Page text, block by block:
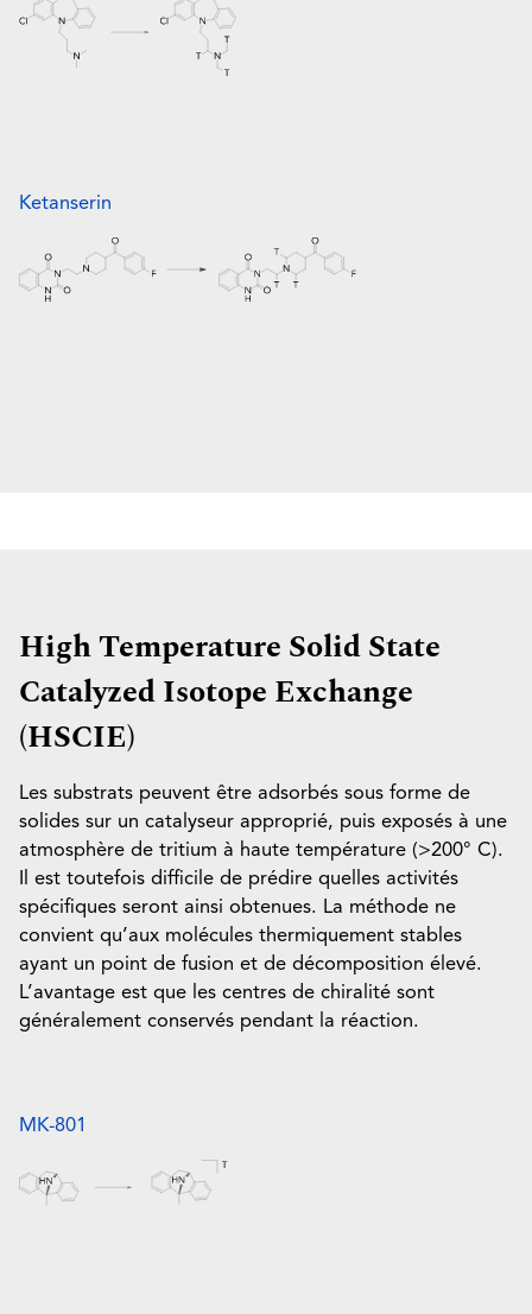
Ketanserin
High Temperature Solid State
Catalyzed Isotope Exchange
(HSCIE)
Les substrats peuvent être adsorbés sous forme de
solides sur un catalyseur approprié, puis exposés à une
atmosphère de tritium à haute température (>200° C).
Il est toutefois difficile de prédire quelles activités
spécifiques seront ainsi obtenues. La méthode ne
convient qu’aux molécules thermiquement stables
ayant un point de fusion et de décomposition élevé.
L’avantage est que les centres de chiralité sont
généralement conservés pendant la réaction.
MK-801